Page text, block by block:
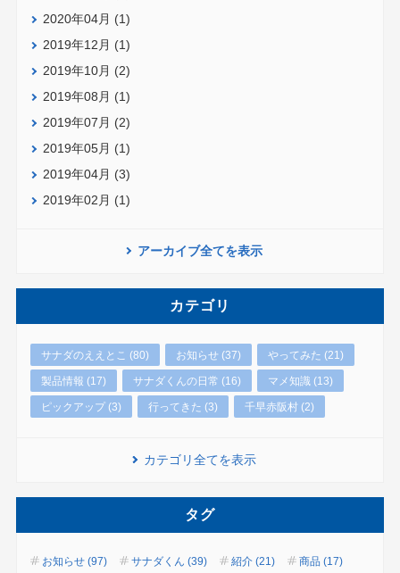
2020年04月 (1)
2019年12月 (1)
2019年10月 (2)
2019年08月 (1)
2019年07月 (2)
2019年05月 (1)
2019年04月 (3)
2019年02月 (1)
アーカイブ全てを表示
カテゴリ
サナダのええとこ (80) お知らせ (37) やってみた (21)
製品情報 (17) サナダくんの日常 (16) マメ知識 (13)
ピックアップ (3) 行ってきた (3) 千早赤阪村 (2)
カテゴリ全てを表示
タグ
お知らせ (97) サナダくん (39) 紹介 (21)
商品 (17)